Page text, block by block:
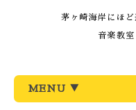
茅ヶ崎海岸にほど
音楽教
MENU ▼